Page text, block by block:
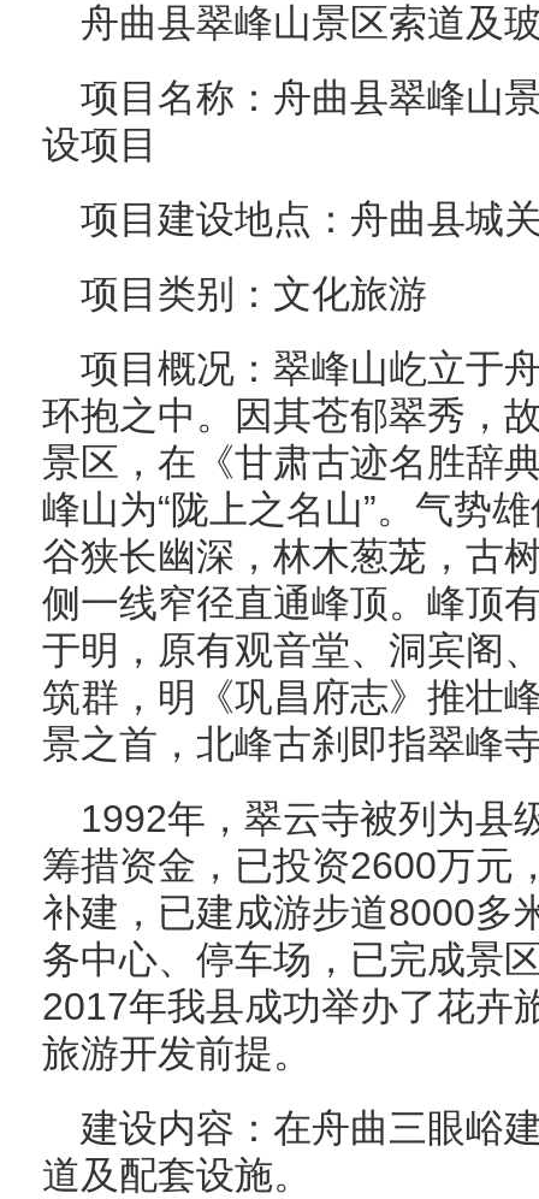
舟曲县翠峰山景区索道及
项目名称：舟曲县翠峰山
设项目
项目建设地点：舟曲县城
项目类别：文化旅游
项目概况：翠峰山屹立于
环抱之中。因其苍郁翠秀，
景区，在《甘肃古迹名胜辞
峰山为“陇上之名山”。气势
谷狭长幽深，林木葱茏，古
侧一线窄径直通峰顶。峰顶
于明，原有观音堂、洞宾阁
筑群，明《巩昌府志》推壮
景之首，北峰古刹即指翠峰
1992年，翠云寺被列为县
筹措资金，已投资2600万元
补建，已建成游步道8000多
务中心、停车场，已完成景
2017年我县成功举办了花卉
旅游开发前提。
建设内容：在舟曲三眼峪
道及配套设施。